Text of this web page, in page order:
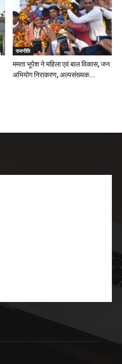
राजनीति
ममता भूपेश ने महिला एवं बाल विकास, जन
अभियोग निराकरण, अल्पसंख्यक...